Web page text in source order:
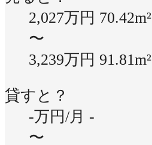
2,027万円 70.42m²
〜
3,239万円 91.81m²
貸すと？
-万円/月 -
〜